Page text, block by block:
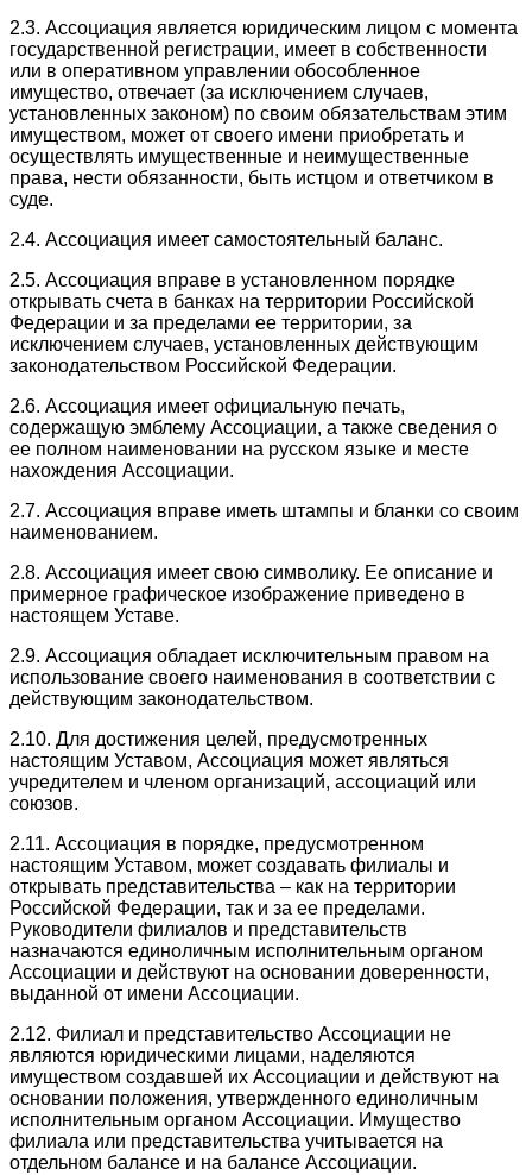
2.3. Ассоциация является юридическим лицом с момента
государственной регистрации, имеет в собственности
или в оперативном управлении обособленное
имущество, отвечает (за исключением случаев,
установленных законом) по своим обязательствам этим
имуществом, может от своего имени приобретать и
осуществлять имущественные и неимущественные
права, нести обязанности, быть истцом и ответчиком в
суде.
2.4. Ассоциация имеет самостоятельный баланс.
2.5. Ассоциация вправе в установленном порядке
открывать счета в банках на территории Российской
Федерации и за пределами ее территории, за
исключением случаев, установленных действующим
законодательством Российской Федерации.
2.6. Ассоциация имеет официальную печать,
содержащую эмблему Ассоциации, а также сведения о
ее полном наименовании на русском языке и месте
нахождения Ассоциации.
2.7. Ассоциация вправе иметь штампы и бланки со своим
наименованием.
2.8. Ассоциация имеет свою символику. Ее описание и
примерное графическое изображение приведено в
настоящем Уставе.
2.9. Ассоциация обладает исключительным правом на
использование своего наименования в соответствии с
действующим законодательством.
2.10. Для достижения целей, предусмотренных
настоящим Уставом, Ассоциация может являться
учредителем и членом организаций, ассоциаций или
союзов.
2.11. Ассоциация в порядке, предусмотренном
настоящим Уставом, может создавать филиалы и
открывать представительства – как на территории
Российской Федерации, так и за ее пределами.
Руководители филиалов и представительств
назначаются единоличным исполнительным органом
Ассоциации и действуют на основании доверенности,
выданной от имени Ассоциации.
2.12. Филиал и представительство Ассоциации не
являются юридическими лицами, наделяются
имуществом создавшей их Ассоциации и действуют на
основании положения, утвержденного единоличным
исполнительным органом Ассоциации. Имущество
филиала или представительства учитывается на
отдельном балансе и на балансе Ассоциации.